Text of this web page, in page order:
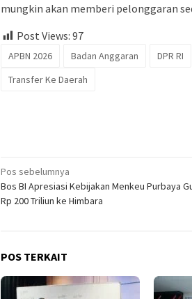
mungkin akan memberi pelonggaran
Post Views: 97
APBN 2026 Badan Anggaran DPR RI
Transfer Ke Daerah
Navigasi
pos
Pos sebelumnya
Bos BI Apresiasi Kebijakan Menkeu Purbaya
Rp 200 Triliun ke Himbara
POS TERKAIT